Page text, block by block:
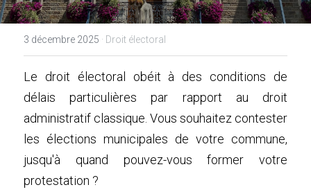
3 décembre 2025 · Droit électoral
Le droit électoral obéit à des conditions de
délais particulières par rapport au droit
administratif classique. Vous souhaitez contester
les élections municipales de votre commune,
jusqu'à quand pouvez-vous former votre
protestation ?